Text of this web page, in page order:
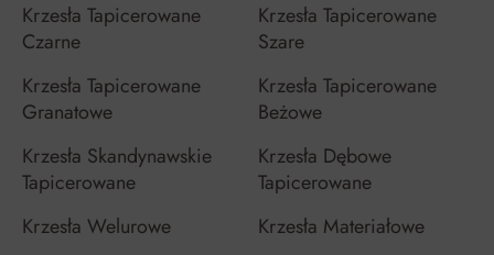
Krzesła Tapicerowane
Czarne
Krzesła Tapicerowane
Szare
Krzesła Tapicerowane
Granatowe
Krzesła Tapicerowane
Beżowe
Krzesła Skandynawskie
Tapicerowane
Krzesła Dębowe
Tapicerowane
Krzesła Welurowe
Krzesła Materiałowe